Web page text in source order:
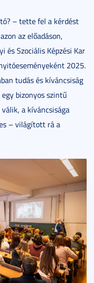
– tette fel a kérdést
az előadáson,
és Szociális Képzési Kar
2025.
tudás és kíváncsiság
bizonyos szintű
a kíváncsisága
– világított rá a